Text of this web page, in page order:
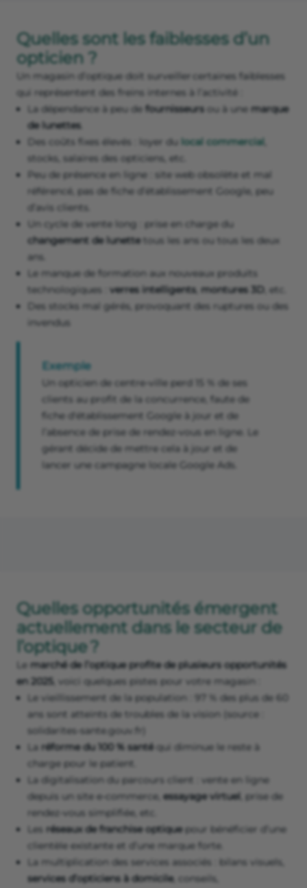
Quelles sont les faiblesses d’un
opticien ?
Un magasin d’optique doit surveiller certaines faiblesses
qui représentent des freins internes à l’activité :
La dépendance à peu de fournisseurs ou à une marque
de lunettes.
Des coûts fixes élevés : loyer du local commercial
stocks, salaires des opticiens, etc.
Peu de présence en ligne : site web obsolète et mal
référencé, pas de fiche d’établissement Google, peu
d’avis clients.
Un cycle de vente long : prise en charge du
changement de lunettetous les ans ou tous les deux
ans.
Le manque de formation aux nouveaux produits
technologiques : verres intelligents, montures 3D , etc.
Des stocks mal gérés, provoquant des ruptures ou des
invendus
Exemple
Un opticien de centre-ville perd 15 % de ses
clients au profit de la concurrence, faute de
fiche d'établissement Google à jour et de
l’absence de prise de rendez-vous en ligne. Le
gérant décide de mettre cela à jour et de
lancer une campagne locale Google Ads.
Quelles opportunités émergent
actuellement dans le secteur de
l’optique ?
Le marché de l’optique profite de plusieurs opportunités
en 2025 , voici quelques pistes pour votre magasin :
Le vieillissement de la population : 97 % des plus de 60
ans sont atteints de troubles de la vision (source :
solidarites-sante.gouv.fr)
La réforme du 100 % santéqui diminue le reste à
charge pour le patient.
La digitalisation du parcours client : vente en ligne
depuis un site e-commerce, essayage virtuel , prise de
rendez-vous simplifiée, etc.
Les réseaux de franchise optiquepour bénéficier d’une
clientèle existante et d’une marque forte.
La multiplication des services associés : bilans visuels,
services d’opticiens à domicile, conseils,